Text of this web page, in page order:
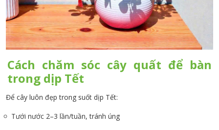
Cách chăm sóc cây quất để bàn
trong dịp Tết
Để cây luôn đẹp trong suốt dịp Tết:
Tưới nước 2–3 lần/tuần, tránh úng